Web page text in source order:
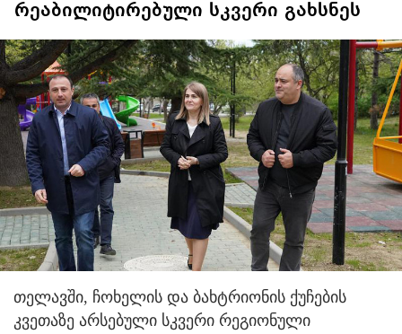
რეაბილიტირებული სკვერი გახსნეს
თელავში, ჩოხელის და ბახტრიონის ქუჩების
კვეთაზე არსებული სკვერი რეგიონული